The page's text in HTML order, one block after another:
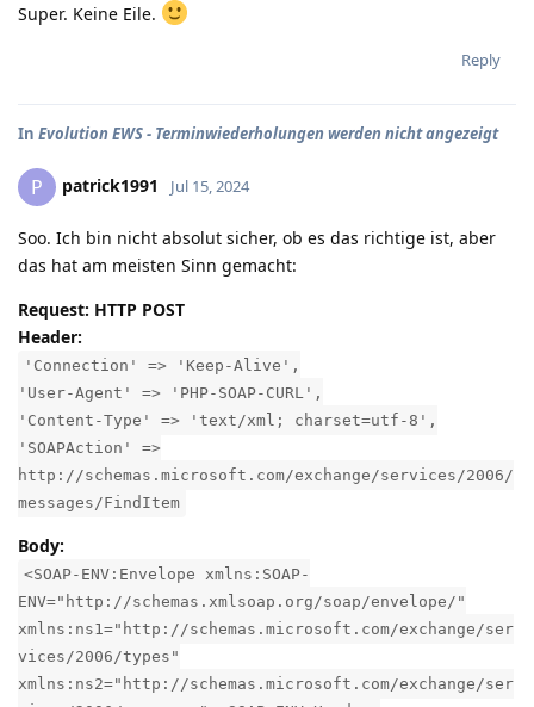
Super. Keine Eile.
Reply
In Evolution EWS - Terminwiederholungen werden nicht angezeigt
P patrick1991 Jul 15, 2024
Soo. Ich bin nicht absolut sicher, ob es das richtige ist, aber
das hat am meisten Sinn gemacht:
Request: HTTP POST
Header:
'Connection' => 'Keep-Alive',
'User-Agent' => 'PHP-SOAP-CURL',
'Content-Type' => 'text/xml; charset=utf-8',
'SOAPAction' =>
http://schemas.microsoft.com/exchange/services/2006/
messages/FindItem
Body:
<SOAP-ENV:Envelope xmlns:SOAP-
ENV="http://schemas.xmlsoap.org/soap/envelope/"
xmlns:ns1="http://schemas.microsoft.com/exchange/ser
vices/2006/types"
xmlns:ns2="http://schemas.microsoft.com/exchange/ser